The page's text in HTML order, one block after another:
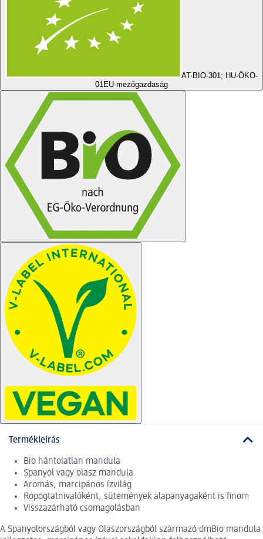
AT-BIO-301; HU-ÖKO-
01EU-mezőgazdaság
Termékleírás
Bio hántolatlan mandula
Spanyol vagy olasz mandula
Aromás, marcipános ízvilág
Ropogtatnivalóként, sütemények alapanyagaként is finom
Visszazárható csomagolásban
A Spanyolországból vagy Olaszországból származó dmBio mandula